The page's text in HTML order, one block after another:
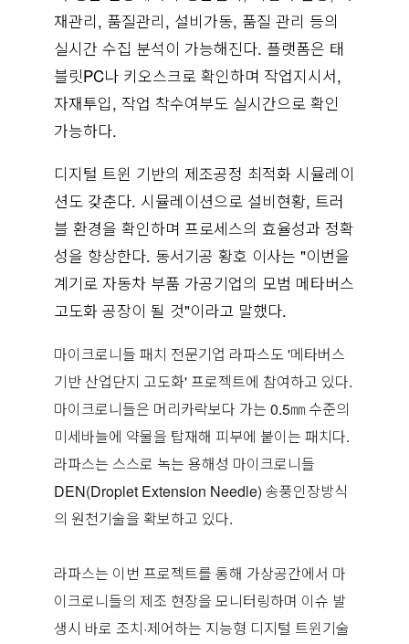
재관리, 품질관리, 설비가동, 품질 관리 등의
실시간 수집 분석이 가능해진다. 플랫폼은 태
블릿PC나 키오스크로 확인하며 작업지시서,
자재투입, 작업 착수여부도 실시간으로 확인
가능하다.
디지털 트윈 기반의 제조공정 최적화 시뮬레이
션도 갖춘다. 시뮬레이션으로 설비현황, 트러
블 환경을 확인하며 프로세스의 효율성과 정확
성을 향상한다. 동서기공 황호 이사는 "이번을
계기로 자동차 부품 가공기업의 모범 메타버스
고도화 공장이 될 것"이라고 말했다.
마이크로니들 패치 전문기업 라파스도 '메타버스
기반 산업단지 고도화' 프로젝트에 참여하고 있다.
마이크로니들은 머리카락보다 가는 0.5㎜ 수준의
미세바늘에 약물을 탑재해 피부에 붙이는 패치다.
라파스는 스스로 녹는 용해성 마이크로니들
DEN(Droplet Extension Needle) 송풍인장방식
의 원천기술을 확보하고 있다.
라파스는 이번 프로젝트를 통해 가상공간에서 마
이크로니들의 제조 현장을 모니터링하며 이슈 발
생시 바로 조치·제어하는 지능형 디지털 트윈기술